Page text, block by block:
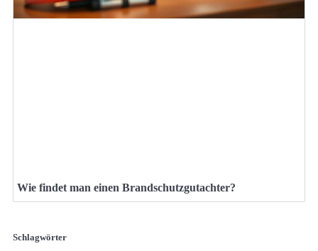
Wie findet man einen Brandschutzgutachter?
Schlagwörter